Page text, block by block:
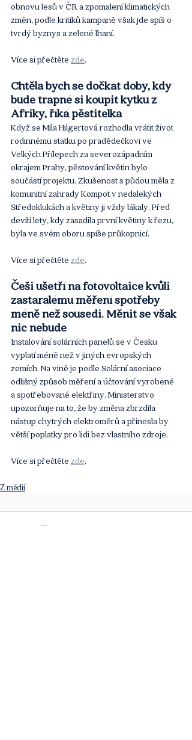
obnovu lesů v ČR a zpomalení klimatických
změn, podle kritiků kampaně však jde spíš o
tvrdý byznys a zelené lhaní.
Více si přečtěte zde.
Chtěla bych se dočkat doby, kdy
bude trapné si koupit kytku z
Afriky, říká pěstitelka
Když se Míla Hilgertová rozhodla vrátit život
rodinnému statku po pradědečkovi ve
Velkých Přílepech za severozápadním
okrajem Prahy, pěstování květin bylo
součástí projektu. Zkušenost s půdou měla z
komunitní zahrady Kompot v nedalekých
Středoklukách a květiny ji vždy lákaly. Před
devíti lety, kdy zasadila první květiny k řezu,
byla ve svém oboru spíše průkopnicí.
Více si přečtěte zde.
Češi ušetří na fotovoltaice kvůli
zastaralému měření spotřeby
méně než sousedi. Měnit se však
nic nebude
Instalování solárních panelů se v Česku
vyplatí méně než v jiných evropských
zemích. Na vině je podle Solární asociace
odlišný způsob měření a účtování vyrobené
a spotřebované elektřiny. Ministerstvo
upozorňuje na to, že by změna zbrzdila
nástup chytrých elektroměrů a přinesla by
větší poplatky pro lidi bez vlastního zdroje.
Více si přečtěte zde.
Z médií
Komentáře